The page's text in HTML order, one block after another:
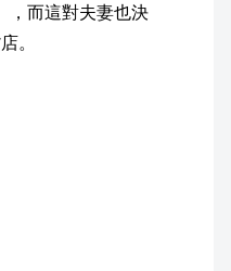
，而這對夫妻也決
。